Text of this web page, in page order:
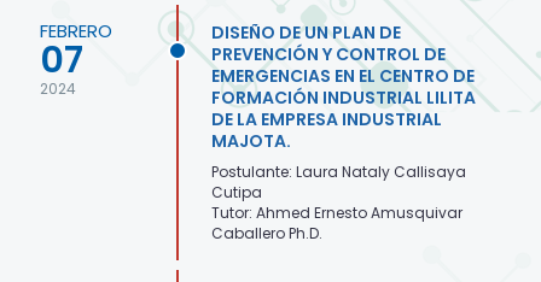
FEBRERO
07
2024
DISEÑO DE UN PLAN DE
PREVENCIÓN Y CONTROL DE
EMERGENCIAS EN EL CENTRO DE
FORMACIÓN INDUSTRIAL LILITA
DE LA EMPRESA INDUSTRIAL
MAJOTA.
Postulante: Laura Nataly Callisaya
Cutipa
Tutor: Ahmed Ernesto Amusquivar
Caballero Ph.D.